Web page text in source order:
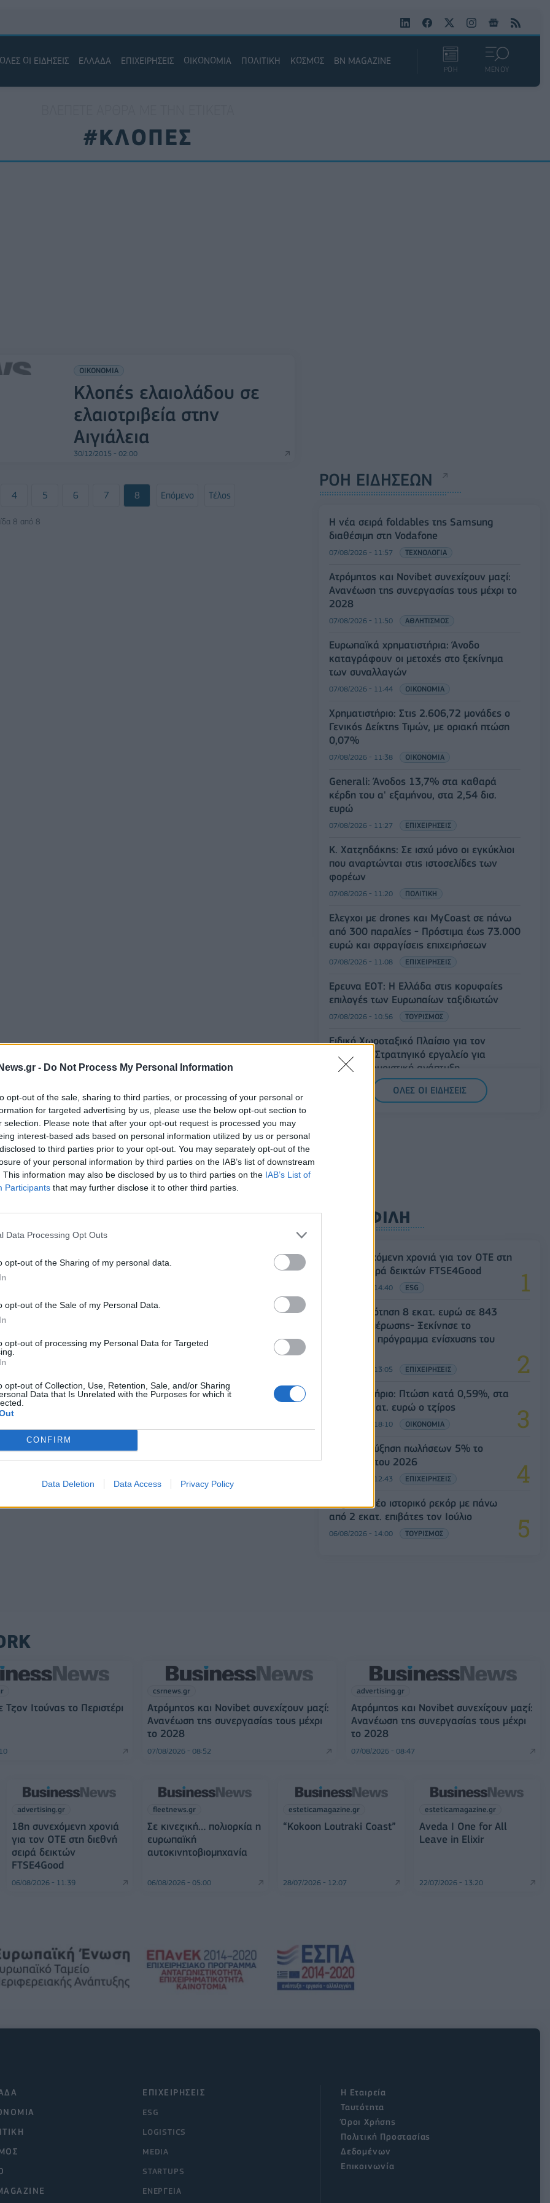
- Do Not Process My Personal Information
opt-out of the sale, sharing to third parties, or processing of your personal or
for targeted advertising by us, please use the below opt-out section to
selection. Please note that after your opt-out request is processed you may
interest-based ads based on personal information utilized by us or personal
to third parties prior to your opt-out. You may separately opt-out of the
of your personal information by third parties on the IAB’s list of downstream
This information may also be disclosed by us to third parties on the IAB’s List of
Participants that may further disclose it to other third parties.
Data Processing Opt Outs
opt-out of the Sharing of my personal data.
opt-out of the Sale of my Personal Data.
opt-out of processing my Personal Data for Targeted
opt-out of Collection, Use, Retention, Sale, and/or Sharing
Data that Is Unrelated with the Purposes for which it
CONFIRM
Data Deletion Data Access Privacy Policy
ΟΛΕΣ ΟΙ ΕΙΔΗΣΕΙΣ ΕΛΛΑΔΑ ΕΠΙΧΕΙΡΗΣΕΙΣ ΟΙΚΟΝΟΜΙΑ ΠΟΛΙΤΙΚΗ ΚΟΣΜΟΣ BN MAGAZINE
ΡΟΗ ΜΕΝΟΥ
#ΚΛΟΠΕΣ
ΟΙΚΟΝΟΜΙΑ
Κλοπές ελαιολάδου σε
ελαιοτριβεία στην
Αιγιάλεια
30/12/2015 - 02:00
4 5 6 7 8 Επόμενο Τέλος
8 από 8
ΡΟΗ ΕΙΔΗΣΕΩΝ
Η νέα σειρά foldables της Samsung
διαθέσιμη στη Vodafone
07/08/2026 - 11:57 ΤΕΧΝΟΛΟΓΙΑ
Ατρόμητος και Novibet συνεχίζουν μαζί:
Ανανέωση της συνεργασίας τους μέχρι το
2028
07/08/2026 - 11:50 ΑΘΛΗΤΙΣΜΟΣ
Ευρωπαϊκά χρηματιστήρια: Άνοδο
καταγράφουν οι μετοχές στο ξεκίνημα
των συναλλαγών
07/08/2026 - 11:44 ΟΙΚΟΝΟΜΙΑ
Χρηματιστήριο: Στις 2.606,72 μονάδες ο
Γενικός Δείκτης Τιμών, με οριακή πτώση
0,07%
07/08/2026 - 11:38 ΟΙΚΟΝΟΜΙΑ
Generali: Άνοδος 13,7% στα καθαρά
κέρδη του α' εξαμήνου, στα 2,54 δισ.
ευρώ
07/08/2026 - 11:27 ΕΠΙΧΕΙΡΗΣΕΙΣ
Κ. Χατζηδάκης: Σε ισχύ μόνο οι εγκύκλιοι
που αναρτώνται στις ιστοσελίδες των
φορέων
07/08/2026 - 11:20 ΠΟΛΙΤΙΚΗ
Έλεγχοι με drones και MyCoast σε πάνω
από 300 παραλίες - Πρόστιμα έως 73.000
ευρώ και σφραγίσεις επιχειρήσεων
07/08/2026 - 11:08 ΕΠΙΧΕΙΡΗΣΕΙΣ
Έρευνα ΕΟΤ: Η Ελλάδα στις κορυφαίες
επιλογές των Ευρωπαίων ταξιδιωτών
07/08/2026 - 10:56 ΤΟΥΡΙΣΜΟΣ
Ειδικό Χωροταξικό Πλαίσιο για τον
Τουρισμό: Στρατηγικό εργαλείο για
βιώσιμη τουριστική ανάπτυξη
07/08/2026 - 10:43 ΠΟΛΙΤΙΚΗ
ΟΛΕΣ ΟΙ ΕΙΔΗΣΕΙΣ
ΔΗΜΟΦΙΛΗ
18η συνεχόμενη χρονιά για τον ΟΤΕ στη
διεθνή σειρά δεικτών FTSE4Good
06/08/2026 - 14:40 ESG
Χρηματοδότηση 8 εκατ. ευρώ σε 843
μέσα ενημέρωσης- Ξεκίνησε το
πενταετές πρόγραμμα ενίσχυσης του
06/08/2026 - 13:05 ΕΠΙΧΕΙΡΗΣΕΙΣ
Χρηματιστήριο: Πτώση κατά 0,59%, στα
320,42 εκατ. ευρώ ο τζίρος
06/08/2026 - 18:10 ΟΙΚΟΝΟΜΙΑ
JUMBO: Αύξηση πωλήσεων 5% το
επτάμηνο του 2026
06/08/2026 - 12:43 ΕΠΙΧΕΙΡΗΣΕΙΣ
Aegean: Νέο ιστορικό ρεκόρ με πάνω
από 2 εκατ. επιβάτες τον Ιούλιο
06/08/2026 - 14:00 ΤΟΥΡΙΣΜΟΣ
Ιτούνας το Περιστέρι
csrnews.gr
Ατρόμητος και Novibet συνεχίζουν μαζί:
Ανανέωση της συνεργασίας τους μέχρι
το 2028
07/08/2026 - 08:52
advertising.gr
Ατρόμητος και Novibet συνεχίζουν μαζί:
Ανανέωση της συνεργασίας τους μέχρι
το 2028
07/08/2026 - 08:47
advertising.gr
18η συνεχόμενη χρονιά
για τον ΟΤΕ στη διεθνή
σειρά δεικτών
FTSE4Good
06/08/2026 - 11:39
fleetnews.gr
Σε κινεζική… πολιορκία η
ευρωπαϊκή
αυτοκινητοβιομηχανία
06/08/2026 - 05:00
esteticamagazine.gr
“Kokoon Loutraki Coast”
28/07/2026 - 12:07
esteticamagazine.gr
Aveda I One for All
Leave in Elixir
22/07/2026 - 13:20
ΕΠΙΧΕΙΡΗΣΕΙΣ
ESG
LOGISTICS
MEDIA
STARTUPS
ΕΝΕΡΓΕΙΑ
Η Εταιρεία
Ταυτότητα
Όροι Χρήσης
Πολιτική Προστασίας
Δεδομένων
Επικοινωνία